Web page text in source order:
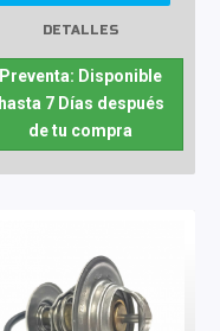
DETALLES
Preventa: Disponible
hasta 7 Días después
de tu compra